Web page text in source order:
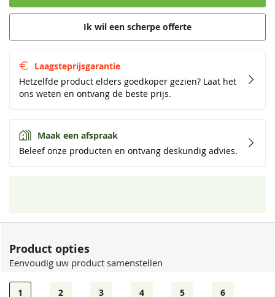
Laagsteprijsgarantie
Hetzelfde product elders goedkoper gezien? Laat het
ons weten en ontvang de beste prijs.
Maak een afspraak
Beleef onze producten en ontvang deskundig advies.
Ik wil een scherpe offerte
Product opties
Eenvoudig uw product samenstellen
1 2 3 4 5 6